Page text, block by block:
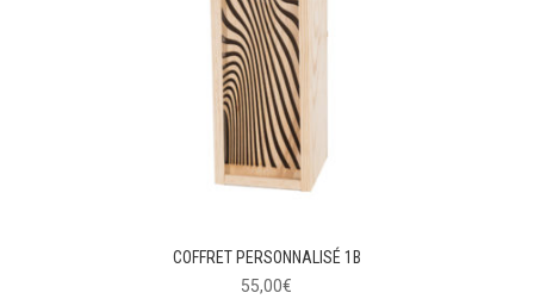
COFFRET PERSONNALISÉ 1B
55,00€